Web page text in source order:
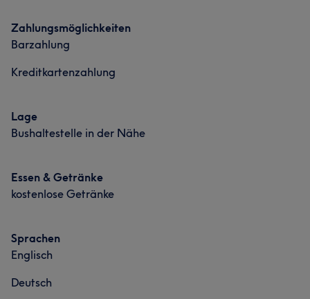
Zahlungsmöglichkeiten
Barzahlung
Kreditkartenzahlung
Lage
Bushaltestelle in der Nähe
Essen & Getränke
kostenlose Getränke
Sprachen
Englisch
Deutsch